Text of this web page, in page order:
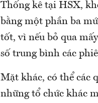
Thống kê tại HSX,
bằng một phần ba
tốt, vì nếu bỏ qua
số trung bình các
Mặt khác, có thể các
những tổ chức khác